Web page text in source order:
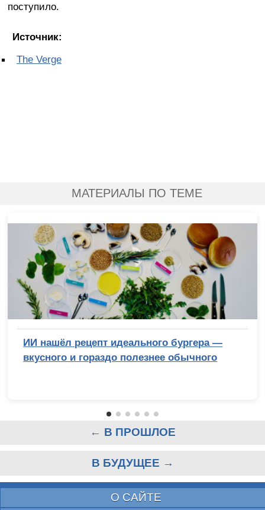
поступило.
Источник:
The Verge
МАТЕРИАЛЫ ПО ТЕМЕ
ИИ нашёл рецепт идеального бургера —
вкусного и гораздо полезнее обычного
← В ПРОШЛОЕ
В БУДУЩЕЕ →
О САЙТЕ